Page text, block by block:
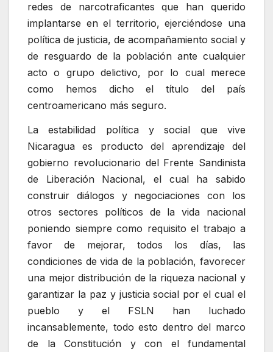
redes de narcotraficantes que han querido
implantarse en el territorio, ejerciéndose una
política de justicia, de acompañamiento social y
de resguardo de la población ante cualquier
acto o grupo delictivo, por lo cual merece
como hemos dicho el título del país
centroamericano más seguro.
La estabilidad política y social que vive
Nicaragua es producto del aprendizaje del
gobierno revolucionario del Frente Sandinista
de Liberación Nacional, el cual ha sabido
construir diálogos y negociaciones con los
otros sectores políticos de la vida nacional
poniendo siempre como requisito el trabajo a
favor de mejorar, todos los días, las
condiciones de vida de la población, favorecer
una mejor distribución de la riqueza nacional y
garantizar la paz y justicia social por el cual el
pueblo y el FSLN han luchado
incansablemente, todo esto dentro del marco
de la Constitución y con el fundamental